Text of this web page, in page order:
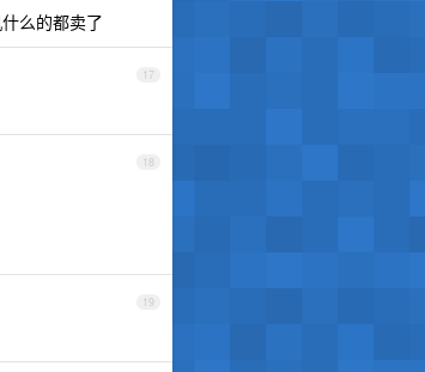
么的都卖了
17
18
19